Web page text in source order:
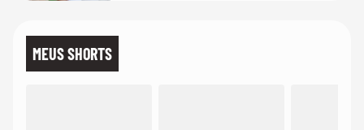
MEUS SHORTS